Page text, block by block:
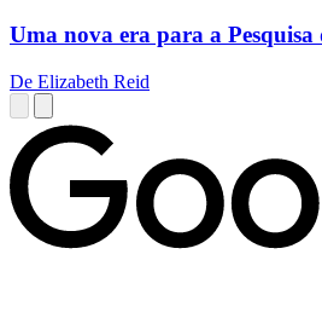
Uma nova era para a Pesquisa
De Elizabeth Reid